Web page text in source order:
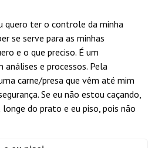
quero ter o controle da minha
se serve para as minhas
e o que preciso. É um
e processos. Pela
carne/presa que vêm até mim
Se eu não estou caçando,
do prato e eu piso, pois não